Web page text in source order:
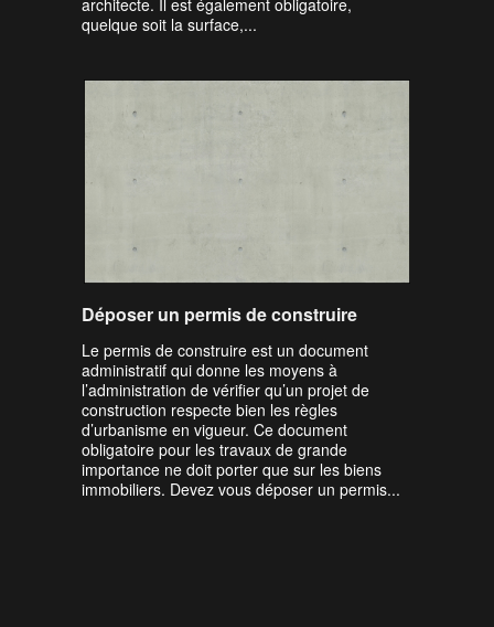
architecte. Il est également obligatoire,
quelque soit la surface,...
Déposer un permis de construire
Le permis de construire est un document
administratif qui donne les moyens à
l’administration de vérifier qu’un projet de
construction respecte bien les règles
d’urbanisme en vigueur. Ce document
obligatoire pour les travaux de grande
importance ne doit porter que sur les biens
immobiliers. Devez vous déposer un permis...